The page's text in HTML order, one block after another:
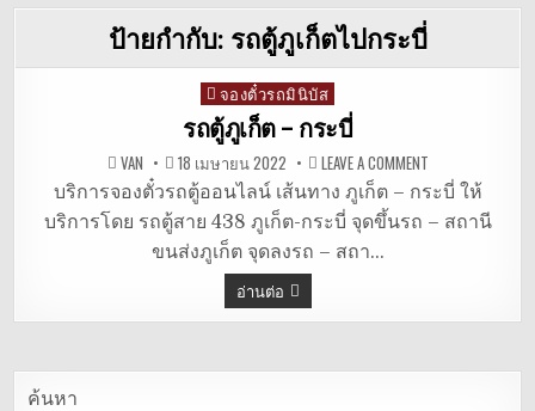
ป้ายกำกับ: รถตู้ภูเก็ตไปกระบี่
Posted
in
จองตั๋วรถมินิบัส
รถตู้ภูเก็ต – กระบี่
VAN 18 เมษายน 2022 LEAVE A COMMENTON
ตู้
–
บริการจองตั๋วรถตู้ออนไลน์ เส้นทาง ภูเก็ต – กระบี่ ให้
บริการโดย รถตู้สาย 438 ภูเก็ต-กระบี่ จุดขึ้นรถ – สถานี
ขนส่งภูเก็ต จุดลงรถ – สถา…
อ่านต่อ
ค้นหา